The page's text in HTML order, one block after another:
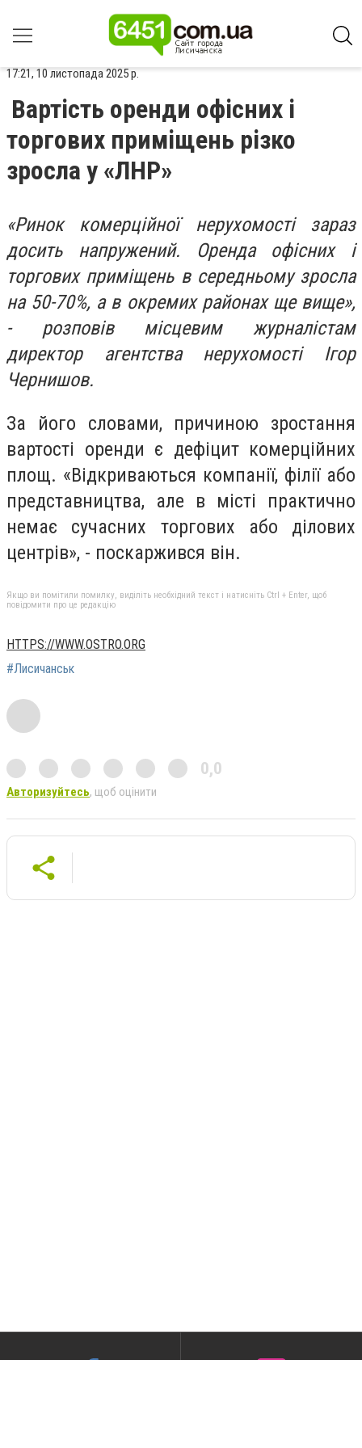
17:21, 10 листопада 2025 р.
Вартість оренди офісних і
торгових приміщень різко
зросла у «ЛНР»
«Ринок комерційної нерухомості зараз
досить напружений. Оренда офісних і
торгових приміщень в середньому зросла
на 50-70%, а в окремих районах ще вище»,
- розповів місцевим журналістам
директор агентства нерухомості Ігор
Чернишов.
За його словами, причиною зростання
вартості оренди є дефіцит комерційних
площ. «Відкриваються компанії, філії або
представництва, але в місті практично
немає сучасних торгових або ділових
центрів», - поскаржився він.
Якщо ви помітили помилку, виділіть необхідний текст і натисніть Ctrl + Enter, щоб
повідомити про це редакцію
HTTPS://WWW.OSTRO.ORG
#Лисичанськ
0,0
Авторизуйтесь, щоб оцінити